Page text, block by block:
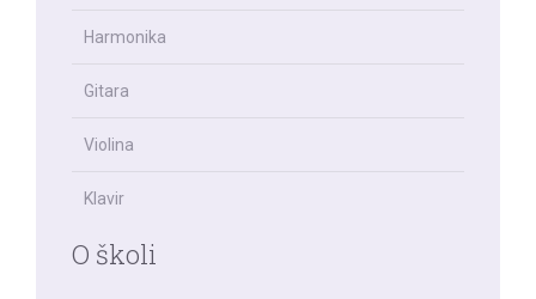
Harmonika
Gitara
Violina
Klavir
O školi